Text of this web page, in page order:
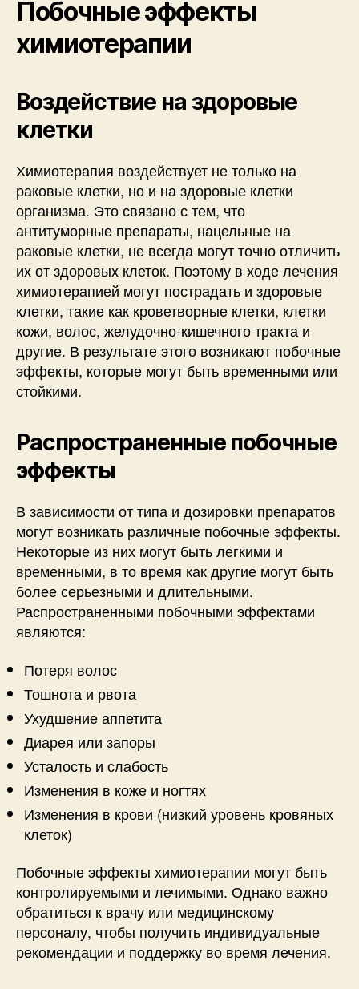
Побочные эффекты
химиотерапии
Воздействие на здоровые
клетки
Химиотерапия воздействует не только на
раковые клетки, но и на здоровые клетки
организма. Это связано с тем, что
антитуморные препараты, нацельные на
раковые клетки, не всегда могут точно отличить
их от здоровых клеток. Поэтому в ходе лечения
химиотерапией могут пострадать и здоровые
клетки, такие как кроветворные клетки, клетки
кожи, волос, желудочно-кишечного тракта и
другие. В результате этого возникают побочные
эффекты, которые могут быть временными или
стойкими.
Распространенные побочные
эффекты
В зависимости от типа и дозировки препаратов
могут возникать различные побочные эффекты.
Некоторые из них могут быть легкими и
временными, в то время как другие могут быть
более серьезными и длительными.
Распространенными побочными эффектами
являются:
Потеря волос
Тошнота и рвота
Ухудшение аппетита
Диарея или запоры
Усталость и слабость
Изменения в коже и ногтях
Изменения в крови (низкий уровень кровяных
клеток)
Побочные эффекты химиотерапии могут быть
контролируемыми и лечимыми. Однако важно
обратиться к врачу или медицинскому
персоналу, чтобы получить индивидуальные
рекомендации и поддержку во время лечения.